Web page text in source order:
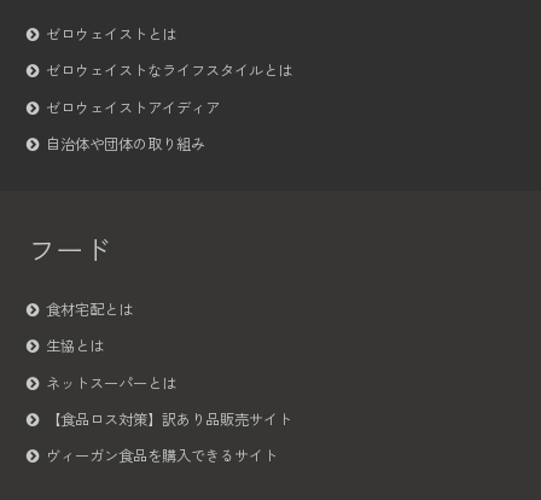
ゼロウェイストとは
ゼロウェイストなライフスタイルとは
ゼロウェイストアイディア
自治体や団体の取り組み
フード
食材宅配とは
生協とは
ネットスーパーとは
【食品ロス対策】訳あり品販売サイト
ヴィーガン食品を購入できるサイト